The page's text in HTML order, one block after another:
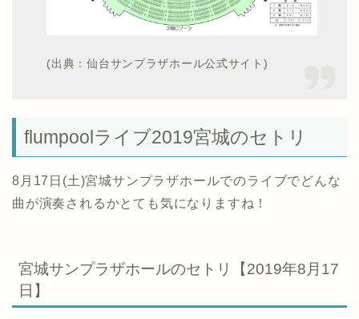
(出典：仙台サンプラザホール公式サイト)
flumpoolライブ2019宮城のセトリ
8月17日(土)宮城サンプラザホールでのライブでどんな
曲が演奏されるかとても気になりますね！
宮城サンプラザホールのセトリ【2019年8月17
日】